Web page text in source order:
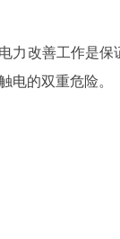
力改善工作是
电的双重危险。